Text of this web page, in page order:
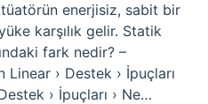
enerjisiz, sabit bir
karşılık gelir. Statik
fark nedir? –
› Destek › İpuçları
› İpuçları › Ne…